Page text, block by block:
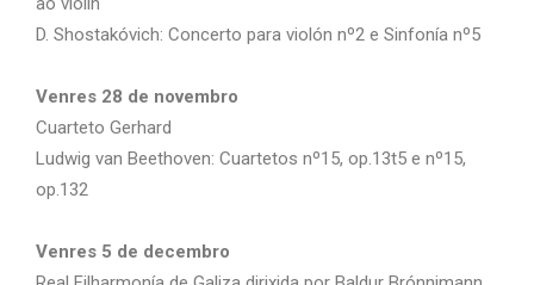
D. Shostakóvich: Concerto para violón nº2 e Sinfonía nº5
Venres 28 de novembro
Cuarteto Gerhard
Ludwig van Beethoven: Cuartetos nº15, op.13t5 e nº15,
op.132
Venres 5 de decembro